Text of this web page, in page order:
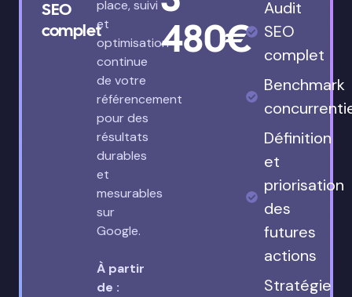
SEO
complet
place, suivi
et
optimisation
continue
de votre
référencement
pour des
résultats
durables
et
mesurables
sur
Google.
À partir
de :
480€
Audit
SEO
complet
Benchmark
Définition
et
priorisation
des
futures
actions
Stratégie